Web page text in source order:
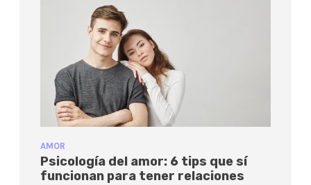
AMOR
Psicología del amor: 6 tips que sí
funcionan para tener relaciones